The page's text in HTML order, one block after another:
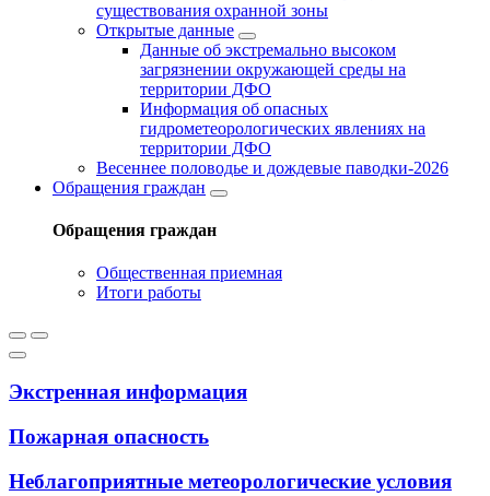
существования охранной зоны
Открытые данные
Данные об экстремально высоком
загрязнении окружающей среды на
территории ДФО
Информация об опасных
гидрометеорологических явлениях на
территории ДФО
Весеннее половодье и дождевые паводки-2026
Обращения граждан
Обращения граждан
Общественная приемная
Итоги работы
Экстренная информация
Пожарная опасность
Неблагоприятные метеорологические условия